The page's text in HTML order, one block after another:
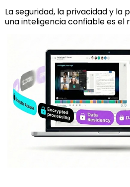
La seguridad, la privacidad y la
una inteligencia confiable es el